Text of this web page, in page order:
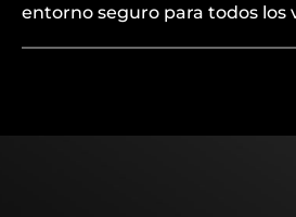
entorno seguro para todos los